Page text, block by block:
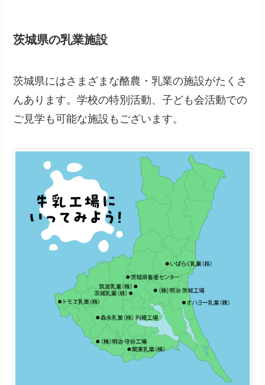
茨城県の乳業施設
茨城県にはさまざまな酪農・乳業の施設がたくさ
んあります。学校の特別活動、子ども会活動での
ご見学も可能な施設もございます。